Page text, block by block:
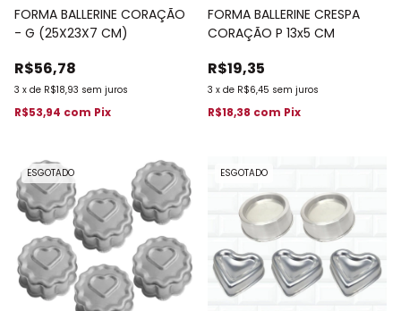
FORMA BALLERINE CORAÇÃO
- G (25X23X7 CM)
R$56,78
3 x de R$18,93 sem juros
R$53,94 com Pix
FORMA BALLERINE CRESPA
CORAÇÃO P 13x5 CM
R$19,35
3 x de R$6,45 sem juros
R$18,38 com Pix
ESGOTADO ESGOTADO